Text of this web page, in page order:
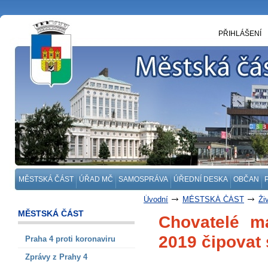
MĚSTSKÁ ČÁST ÚŘAD MČ SAMOSPRÁVA ÚŘEDNÍ DESKA OBČAN
PŘIHLÁŠENÍ
Úvodní MĚSTSKÁ ČÁST
MĚSTSKÁ ČÁST
Praha 4 proti koronaviru
Zprávy z Prahy 4
Chovatelé
2019 čipovat